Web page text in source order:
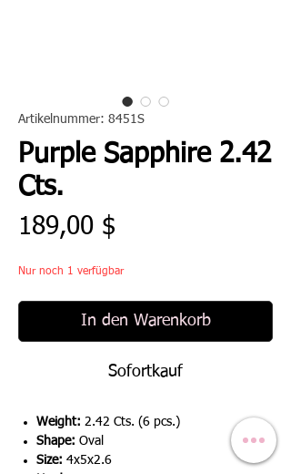
Artikelnummer: 8451S
Purple Sapphire 2.42
Cts.
189,00 $
Nur noch 1 verfügbar
In den Warenkorb
Sofortkauf
Weight: 2.42 Cts. (6 pcs.)
Shape: Oval
Size: 4x5x2.6